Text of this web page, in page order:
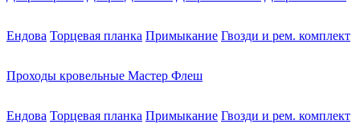
Ендова Торцевая планка Примыкание Гвозди и рем. комплект
Проходы кровельные Мастер Флеш
Ендова Торцевая планка Примыкание Гвозди и рем. комплект